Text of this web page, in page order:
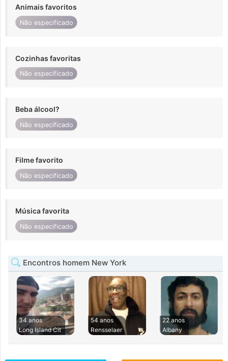
Animais favoritos
Não especificado
Cozinhas favoritas
Não especificado
Beba álcool?
Não especificado
Filme favorito
Não especificado
Música favorita
Não especificado
Encontros homem New York
34 anos
Long Island Cit
54 anos
Rensselaer
22 anos
Albany